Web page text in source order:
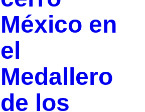
México en
el
Medallero
de los